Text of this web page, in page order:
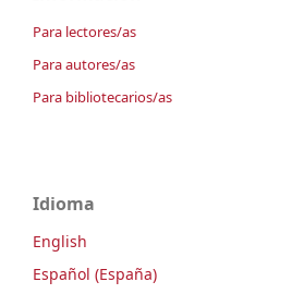
Para lectores/as
Para autores/as
Para bibliotecarios/as
Idioma
English
Español (España)